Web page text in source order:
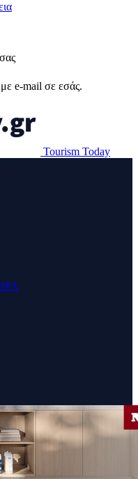
e-mail σε εσάς.
Tourism Today